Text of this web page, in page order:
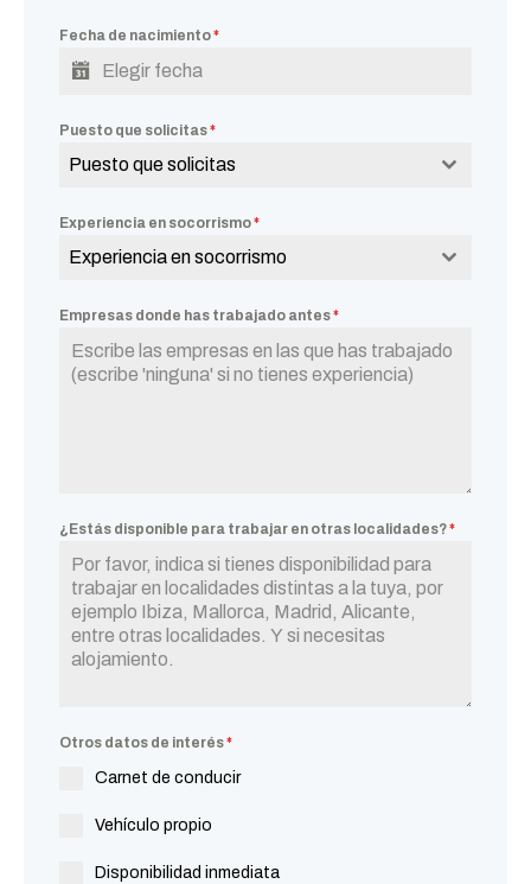
Fecha de nacimiento*
Puesto que solicitas*
Puesto que solicitas
Experiencia en socorrismo*
Experiencia en socorrismo
Empresas donde has trabajado antes*
¿Estás disponible para trabajar en otras localidades?*
Otros datos de interés*
Carnet de conducir
Vehículo propio
Disponibilidad inmediata